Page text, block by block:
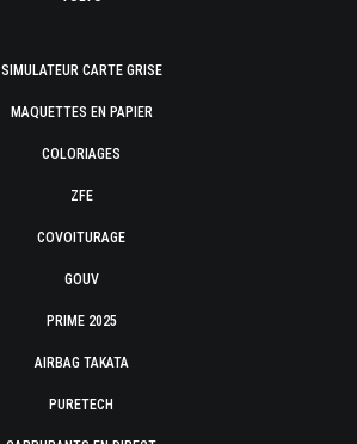
SIMULATEUR CARTE GRISE
MAQUETTES EN PAPIER
COLORIAGES
ZFE
COVOITURAGE
GOUV
PRIME 2025
AIRBAG TAKATA
PURETECH